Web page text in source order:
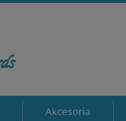
Akcesoria